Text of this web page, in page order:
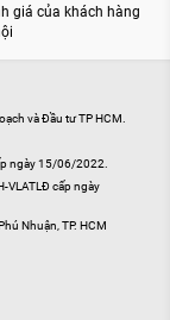
giá của khách hàng
và Đầu tư TP HCM.
ngày 15/06/2022.
VLATLĐ cấp ngày
Nhuận, TP. HCM